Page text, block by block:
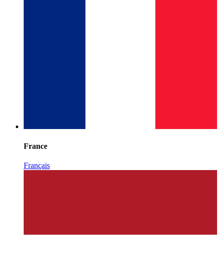
France
Français